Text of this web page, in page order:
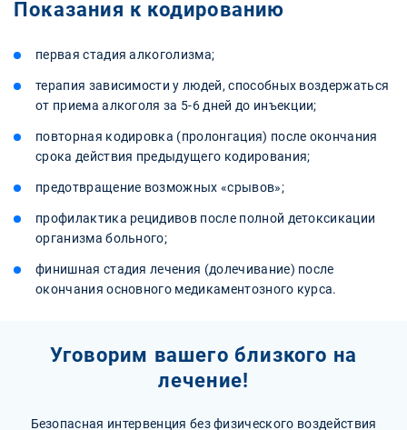
Показания к кодированию
первая стадия алкоголизма;
терапия зависимости у людей, способных воздержаться
от приема алкоголя за 5-6 дней до инъекции;
повторная кодировка (пролонгация) после окончания
срока действия предыдущего кодирования;
предотвращение возможных «срывов»;
профилактика рецидивов после полной детоксикации
организма больного;
финишная стадия лечения (долечивание) после
окончания основного медикаментозного курса.
Уговорим вашего близкого на
лечение!
Безопасная интервенция без физического воздействия